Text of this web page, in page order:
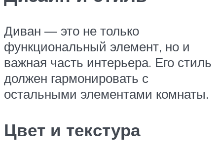
Диван — это не только
функциональный элемент, но и
важная часть интерьера. Его стиль
должен гармонировать с
остальными элементами комнаты.
Цвет и текстура